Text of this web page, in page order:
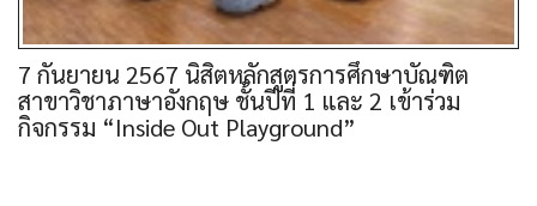
7 กันยายน 2567 นิสิตหลักสูตรการศึกษาบัณฑิต
สาขาวิชาภาษาอังกฤษ ชั้นปีที่ 1 และ 2 เข้าร่วม
กิจกรรม “Inside Out Playground”